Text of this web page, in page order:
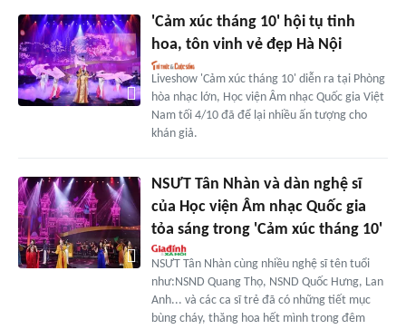
'Cảm xúc tháng 10' hội tụ tinh
hoa, tôn vinh vẻ đẹp Hà Nội
Liveshow 'Cảm xúc tháng 10' diễn ra tại Phòng
hòa nhạc lớn, Học viện Âm nhạc Quốc gia Việt
Nam tối 4/10 đã để lại nhiều ấn tượng cho
khán giả.
NSƯT Tân Nhàn và dàn nghệ sĩ
của Học viện Âm nhạc Quốc gia
tỏa sáng trong 'Cảm xúc tháng 10'
NSƯT Tân Nhàn cùng nhiều nghệ sĩ tên tuổi
như:NSND Quang Thọ, NSND Quốc Hưng, Lan
Anh... và các ca sĩ trẻ đã có những tiết mục
bùng cháy, thăng hoa hết mình trong đêm